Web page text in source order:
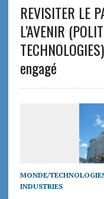
REVISITER LE
L’AVENIR
engagé
MONDE/
INDUSTRIES